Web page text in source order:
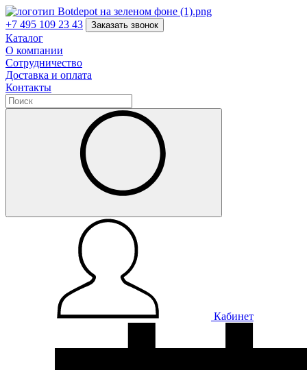
+7 495 109 23 43 Заказать звонок
Каталог
О компании
Сотрудничество
Доставка и оплата
Контакты
Кабинет